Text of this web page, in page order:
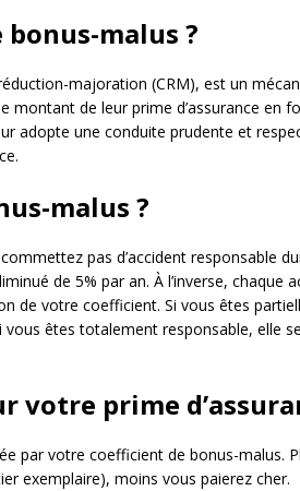
bonus-malus ?
majoration (CRM), est un
montant de leur prime d’assurance en
adopte une conduite prudente et
malus ?
pas d’accident responsable
de 5% par an. À l’inverse, chaque
de votre coefficient. Si vous êtes
êtes totalement responsable, elle
votre prime
par votre coefficient de bonus-malus.
exemplaire), moins vous paierez cher.